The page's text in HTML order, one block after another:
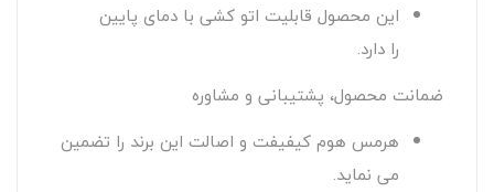
این محصول قابلیت اتو کشی با دمای پایین
را دارد.
ضمانت محصول، پشتیبانی و مشاوره
هرمس هوم کیفیفت و اصالت این برند را تضمین
می نماید.